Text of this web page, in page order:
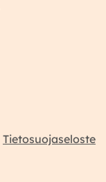
Tietosuojaseloste